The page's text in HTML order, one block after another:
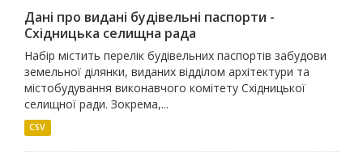
Дані про видані будівельні паспорти -
Східницька селищна рада
Набір містить перелік будівельних паспортів забудови
земельної ділянки, виданих відділом архітектури та
містобудування виконавчого комітету Східницької
селищної ради. Зокрема,...
CSV